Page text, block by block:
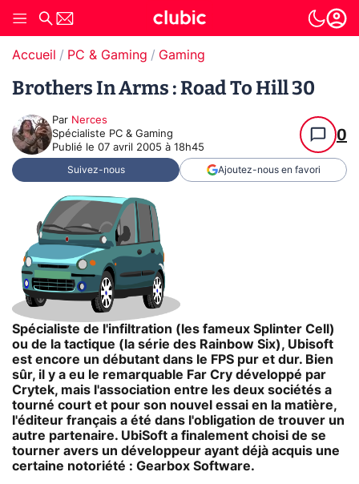
Accueil PC & Gaming Gaming
Brothers In Arms : Road To Hill 30
Par Nerces
Spécialiste PC & Gaming
Publié le 07 avril 2005 à 18h45
0
Suivez-nous Ajoutez-nous en favori
Spécialiste de l'infiltration (les fameux Splinter Cell)
ou de la tactique (la série des Rainbow Six), Ubisoft
est encore un débutant dans le FPS pur et dur. Bien
sûr, il y a eu le remarquable Far Cry développé par
Crytek, mais l'association entre les deux sociétés a
tourné court et pour son nouvel essai en la matière,
l'éditeur français a été dans l'obligation de trouver un
autre partenaire. UbiSoft a finalement choisi de se
tourner avers un développeur ayant déjà acquis une
certaine notoriété : Gearbox Software.